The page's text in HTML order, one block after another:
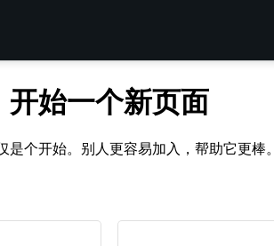
开始一个新页面
是个开始。别人更容易加入，帮助它更棒。